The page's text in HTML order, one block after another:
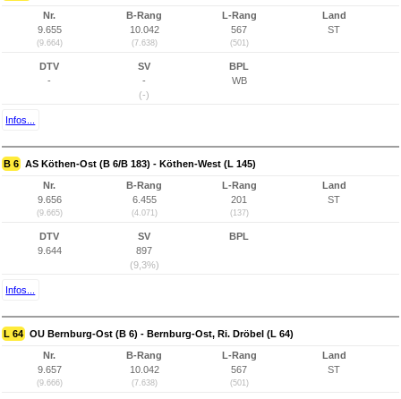
Nr.
9.655
(9.664)
B-Rang
10.042
(7.638)
L-Rang
567
(501)
Land
ST
DTV
-
SV
-
(-)
BPL
WB
Infos...
B 6 AS Köthen-Ost (B 6/B 183) - Köthen-West (L 145)
Nr.
9.656
(9.665)
B-Rang
6.455
(4.071)
L-Rang
201
(137)
Land
ST
DTV
9.644
SV
897
(9,3%)
BPL
Infos...
L 64 OU Bernburg-Ost (B 6) - Bernburg-Ost, Ri. Dröbel (L 64)
Nr.
9.657
(9.666)
B-Rang
10.042
(7.638)
L-Rang
567
(501)
Land
ST